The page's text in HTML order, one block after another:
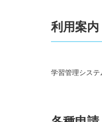
利用案内
学習管理システ